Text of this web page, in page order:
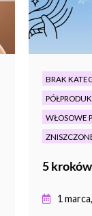
BRAK
WŁOSOWE
5
1